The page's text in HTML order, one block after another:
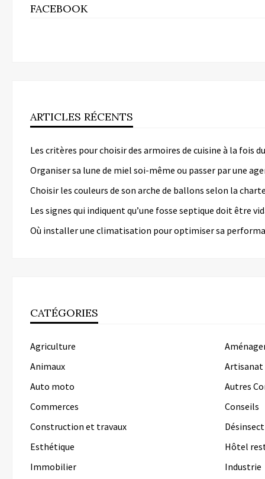
FACEBOOK
ARTICLES RÉCENTS
Les critères pour choisir des armoires de cuisine à la fois
Organiser sa lune de miel soi-même ou passer par une
Choisir les couleurs de son arche de ballons selon la
Les signes qui indiquent qu’une fosse septique doit être
Où installer une climatisation pour optimiser sa
CATÉGORIES
Agriculture
Animaux
Artisanat
Auto moto
Autres
Commerces
Conseils
Construction et travaux
Esthétique
Hôtel
Immobilier
Industrie